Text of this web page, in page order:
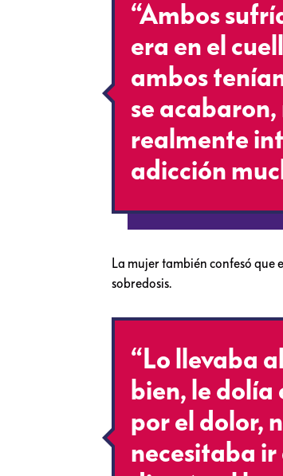
“Ambos
era en el
ambos
se
realmente
adicción
La mujer también confesó que
sobredosis.
“Lo llevaba
bien, le
por el dolor,
necesitaba ir